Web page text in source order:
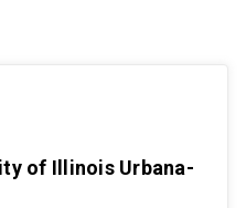
of Illinois Urbana-